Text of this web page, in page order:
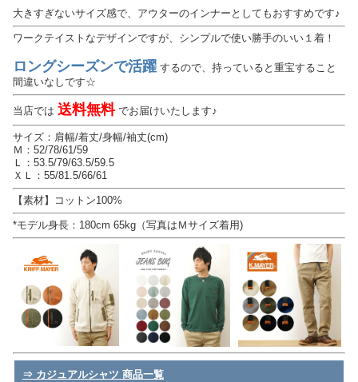
大きすぎないサイズ感で、アウターのインナーとしてもおすすめです♪
ワークテイストなデザインですが、シンプルで使い勝手のいい１着！
ロングシーズンで活躍 するので、持っていると重宝すること
間違いなしです☆
当店では 送料無料でお届けいたします♪
サイズ：肩幅/着丈/身幅/袖丈(cm)
Ｍ：52/78/61/59
Ｌ：53.5/79/63.5/59.5
ＸＬ：55/81.5/66/61
【素材】コットン100%
*モデル身長：180cm 65kg（写真はＭサイズ着用)
⇒ カジュアルシャツ 商品一覧